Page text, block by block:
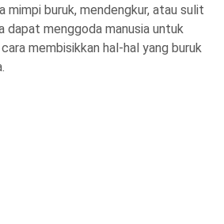
mimpi buruk, mendengkur, atau sulit
dapat menggoda manusia untuk
membisikkan hal-hal yang buruk